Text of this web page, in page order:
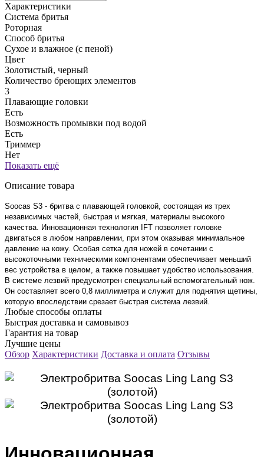
Характеристики
Система бритья
Роторная
Способ бритья
Сухое и влажное (с пеной)
Цвет
Золотистый, черный
Количество бреющих элементов
3
Плавающие головки
Есть
Возможность промывки под водой
Есть
Триммер
Нет
Показать ещё
Описание товара
Soocas S3 - бритва с плавающей головкой, состоящая из трех
независимых частей, быстрая и мягкая, материалы высокого
качества. Инновационная технология IFT позволяет головке
двигаться в любом направлении, при этом оказывая минимальное
давление на кожу. Особая сетка для ножей в сочетании с
высокоточными техническими компонентами обеспечивает меньший
вес устройства в целом, а также повышает удобство использования.
В системе лезвий предусмотрен специальный вспомогательный нож.
Он составляет всего 0,8 миллиметра и служит для поднятия щетины,
которую впоследствии срезает быстрая система лезвий.
Любые способы оплаты
Быстрая доставка и самовывоз
Гарантия на товар
Лучшие цены
Обзор Характеристики Доставка и оплата Отзывы